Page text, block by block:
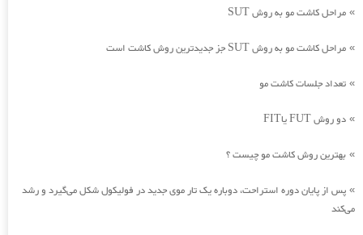
» مراحل کاشت مو به روش SUT
» مراحل کاشت مو به روش SUT جز جدیدترین روش کاشت است
» تعداد جلسات کاشت مو
» دو روش FUT یاFIT
» بهترین روش کاشت مو چیست ؟
» پس از پایان دوره استراحت، دوباره یک تار موی جدید در فولیکول شکل می‌گیرد و رشد
می‌کند